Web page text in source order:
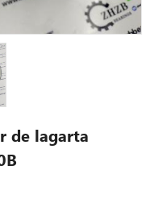
de lagarta